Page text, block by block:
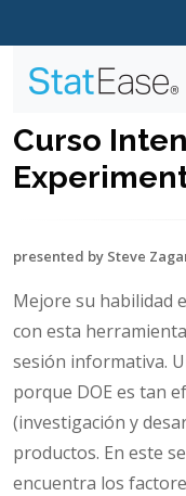
Curso
presented by Steve
Mejore su habilidad
con esta
sesión informativa.
porque DOE es tan
(investigación y
productos. En este
encuentra los